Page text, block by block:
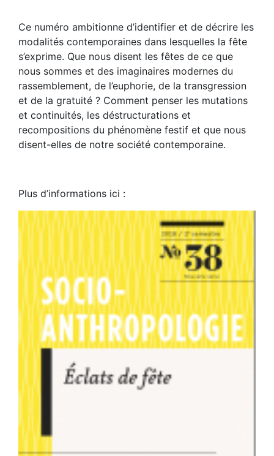
Ce numéro ambitionne d’identifier et de décrire les
modalités contemporaines dans lesquelles la fête
s’exprime. Que nous disent les fêtes de ce que
nous sommes et des imaginaires modernes du
rassemblement, de l’euphorie, de la transgression
et de la gratuité ? Comment penser les mutations
et continuités, les déstructurations et
recompositions du phénomène festif et que nous
disent-elles de notre société contemporaine.
Plus d’informations ici :